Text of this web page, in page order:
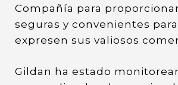
Compañía para
seguras y convenientes
expresen sus valiosos
Gildan ha estado